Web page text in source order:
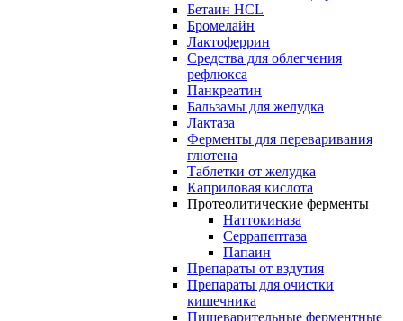
Бетаин HCL
Бромелайн
Лактоферрин
Средства для облегчения
рефлюкса
Панкреатин
Бальзамы для желудка
Лактаза
Ферменты для переваривания
глютена
Таблетки от желудка
Каприловая кислота
Протеолитические ферменты
Наттокиназа
Серрапептаза
Папаин
Препараты от вздутия
Препараты для очистки
кишечника
Пищеварительные ферментные